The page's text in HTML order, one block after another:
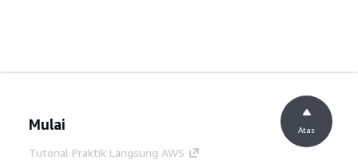
Mulai
Tutorial Praktik Langsung AWS
Atas